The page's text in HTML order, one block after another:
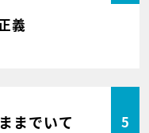
義
までいて 5